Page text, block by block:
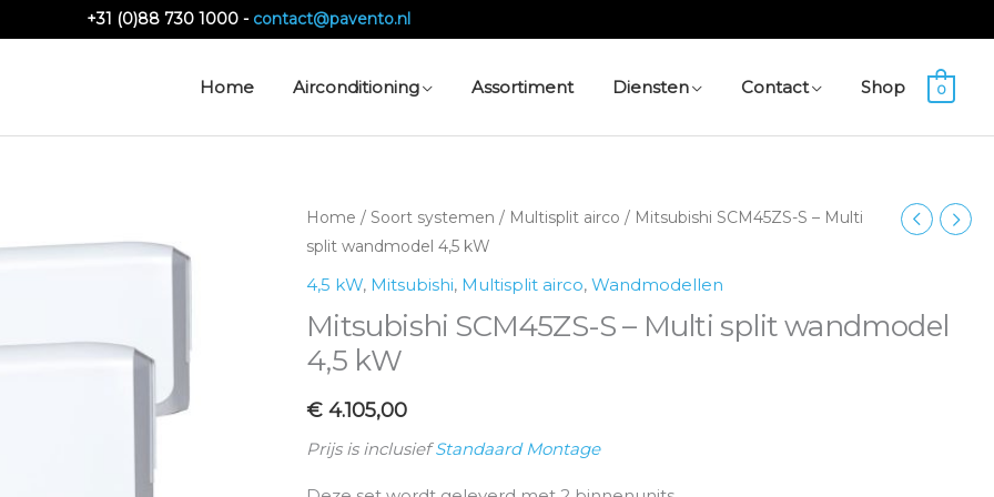
+31 (0)88 730 1000 - contact@pavento.nl
Home Airconditioning Assortiment Diensten Contact Shop 0
Home / Soort systemen / Multisplit airco / Mitsubishi SCM45ZS-S – Multi
split wandmodel 4,5 kW
4,5 kW, Mitsubishi, Multisplit airco,Wandmodellen
Mitsubishi SCM45ZS-S – Multi split wandmodel
4,5 kW
€ 4.105,00
Prijs is inclusiefStandaard Montage
Mitsubishi
SCM45ZS-
S
Multi
split
wandmodel
kW
aantal